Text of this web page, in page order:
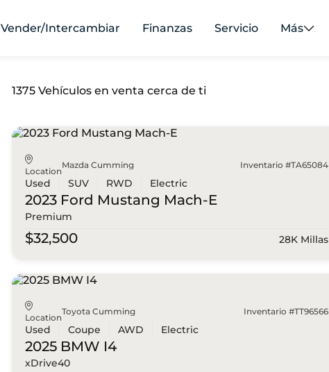
Vender/Intercambiar Finanzas Servicio Más
1375 Vehículos en venta cerca de ti
Location
Mazda Cumming Inventario #TA65084
Used SUV RWD Electric
2023 Ford Mustang Mach-E
Premium
$32,500 28K Millas
Location
Toyota Cumming Inventario #TT96566
Used Coupe AWD Electric
2025 BMW I4
xDrive40